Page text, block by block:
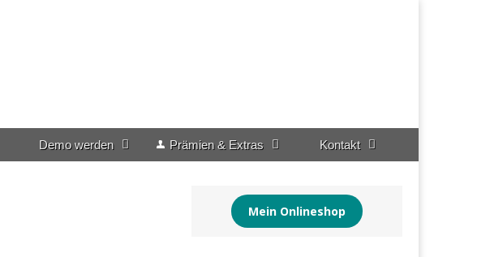
Demo werden Prämien & Extras Kontakt
Mein Onlineshop